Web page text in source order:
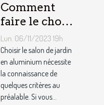
Comment
faire le choix
d’un salon de
jardin en
aluminium ?
Lun. 06/11/2023 19h
Choisir le salon de jardin
en aluminium nécessite
la connaissance de
quelques critères au
préalable. Si vous...